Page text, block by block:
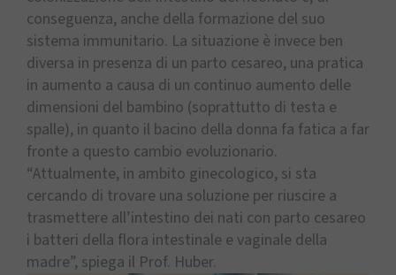
conseguenza, anche della formazione del suo
sistema immunitario. La situazione è invece ben
diversa in presenza di un parto cesareo, una pratica
in aumento a causa di un continuo aumento delle
dimensioni del bambino (soprattutto di testa e
spalle), in quanto il bacino della donna fa fatica a far
fronte a questo cambio evoluzionario.
“Attualmente, in ambito ginecologico, si sta
cercando di trovare una soluzione per riuscire a
trasmettere all’intestino dei nati con parto cesareo
i batteri della flora intestinale e vaginale della
madre”, spiega il Prof. Huber.